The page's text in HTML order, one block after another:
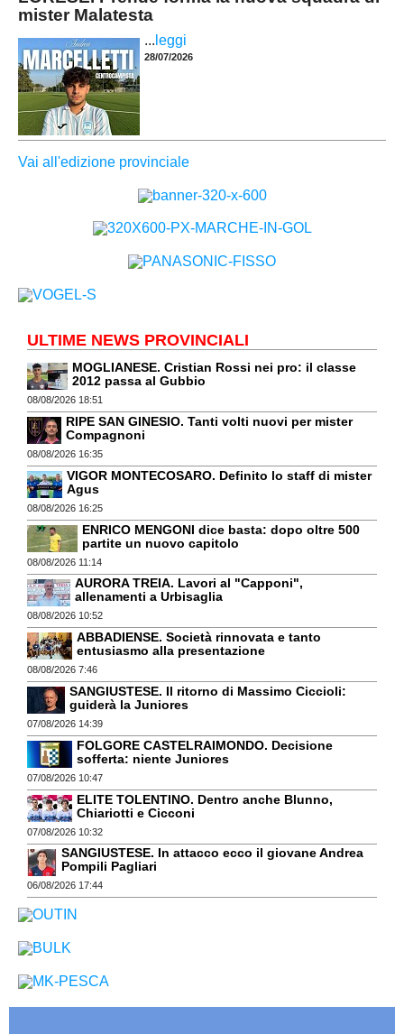
mister Malatesta
... leggi
28/07/2026
Vai all'edizione provinciale
ULTIME NEWS PROVINCIALI
MOGLIANESE. Cristian Rossi nei pro: il classe
2012 passa al Gubbio
08/08/2026 18:51
RIPE SAN GINESIO. Tanti volti nuovi per mister
Compagnoni
08/08/2026 16:35
VIGOR MONTECOSARO. Definito lo staff di mister
Agus
08/08/2026 16:25
ENRICO MENGONI dice basta: dopo oltre 500
partite un nuovo capitolo
08/08/2026 11:14
AURORA TREIA. Lavori al "Capponi",
allenamenti a Urbisaglia
08/08/2026 10:52
ABBADIENSE. Società rinnovata e tanto
entusiasmo alla presentazione
08/08/2026 7:46
SANGIUSTESE. Il ritorno di Massimo Ciccioli:
guiderà la Juniores
07/08/2026 14:39
FOLGORE CASTELRAIMONDO. Decisione
sofferta: niente Juniores
07/08/2026 10:47
ELITE TOLENTINO. Dentro anche Blunno,
Chiariotti e Cicconi
07/08/2026 10:32
SANGIUSTESE. In attacco ecco il giovane Andrea
Pompili Pagliari
06/08/2026 17:44